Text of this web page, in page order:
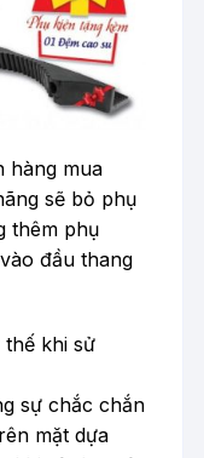
hàng mua
sẽ bỏ phụ
thêm phụ
đầu thang
thế khi sử
sự chắc chắn
mặt dựa